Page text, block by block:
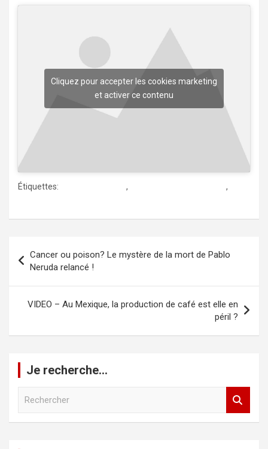
Cliquez pour accepter les cookies marketing
et activer ce contenu
Étiquettes: ,
,
de
l’article
Cancer ou poison? Le mystère de la mort de Pablo
Neruda relancé !
VIDEO – Au Mexique, la production de café est elle en
péril ?
Je recherche…